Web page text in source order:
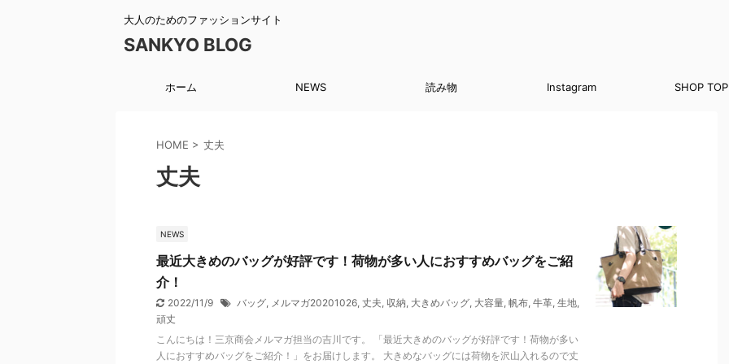
大人のためのファッションサイト
SANKYO BLOG
ホーム NEWS 読み物 Instagram SHOP TOP
HOME > 丈夫
丈夫
NEWS
最近大きめのバッグが好評です！荷物が多い人におすすめバッグをご紹
介！
2022/11/9 バッグ, メルマガ20201026, 丈夫, 収納, 大きめバッグ, 大容量, 帆布, 牛革, 生地,
頑丈
こんにちは！三京商会メルマガ担当の吉川です。 「最近大きめのバッグが好評です！荷物が多い
人におすすめバッグをご紹介！」をお届けします。 大きめなバッグには荷物を沢山入れるので丈